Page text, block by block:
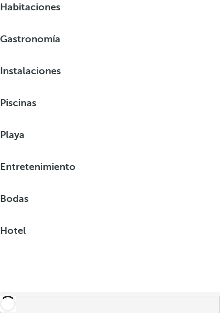
Habitaciones
Gastronomía
Instalaciones
Piscinas
Playa
Entretenimiento
Bodas
Hotel